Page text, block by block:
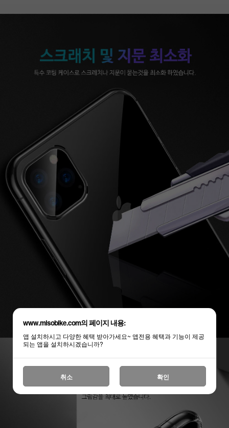
www.misobike.com의 페이지 내용:
앱 설치하시고 다양한 혜택 받아가세요~ 앱전용 혜택과 기능이 제공
되는 앱을 설치하시겠습니까?
취소 확인